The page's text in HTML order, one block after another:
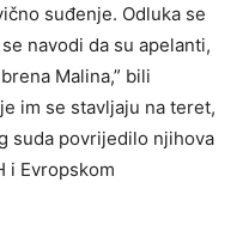
suđenje. Odluka se
navodi da su apelanti,
Malina,” bili
im se stavljaju na teret,
suda povrijedilo njihova
i Evropskom